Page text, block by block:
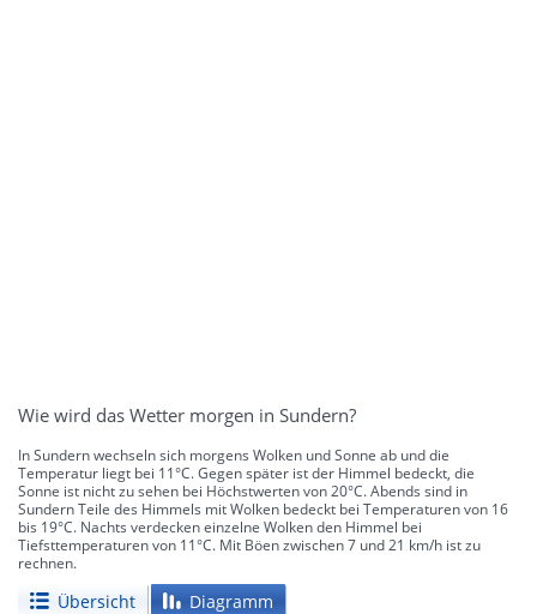
Wie wird das Wetter morgen in Sundern?
In Sundern wechseln sich morgens Wolken und Sonne ab und die
Temperatur liegt bei 11°C. Gegen später ist der Himmel bedeckt, die
Sonne ist nicht zu sehen bei Höchstwerten von 20°C. Abends sind in
Sundern Teile des Himmels mit Wolken bedeckt bei Temperaturen von 16
bis 19°C. Nachts verdecken einzelne Wolken den Himmel bei
Tiefsttemperaturen von 11°C. Mit Böen zwischen 7 und 21 km/h ist zu
rechnen.
Übersicht Diagramm